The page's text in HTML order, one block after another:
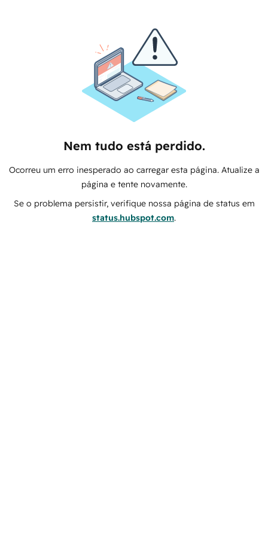
Nem tudo está perdido.
Ocorreu um erro inesperado ao carregar esta página. Atualize a
página e tente novamente.
Se o problema persistir, verifique nossa página de status em
status.hubspot.com.